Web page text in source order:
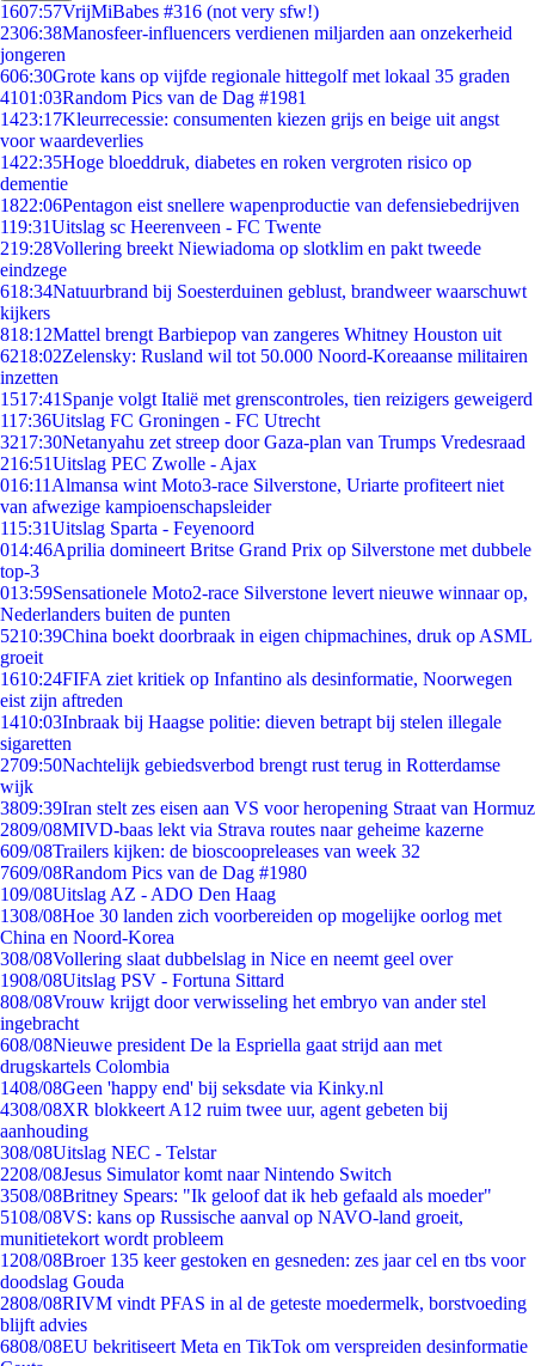
1607:57VrijMiBabes #316 (not very sfw!)
2306:38Manosfeer-influencers verdienen miljarden aan onzekerheid
jongeren
606:30Grote kans op vijfde regionale hittegolf met lokaal 35 graden
4101:03Random Pics van de Dag #1981
1423:17Kleurrecessie: consumenten kiezen grijs en beige uit angst
voor waardeverlies
1422:35Hoge bloeddruk, diabetes en roken vergroten risico op
dementie
1822:06Pentagon eist snellere wapenproductie van defensiebedrijven
119:31Uitslag sc Heerenveen - FC Twente
219:28Vollering breekt Niewiadoma op slotklim en pakt tweede
eindzege
618:34Natuurbrand bij Soesterduinen geblust, brandweer waarschuwt
kijkers
818:12Mattel brengt Barbiepop van zangeres Whitney Houston uit
6218:02Zelensky: Rusland wil tot 50.000 Noord-Koreaanse militairen
inzetten
1517:41 Spanje volgt Italië met grenscontroles, tien reizigers geweigerd
117:36Uitslag FC Groningen - FC Utrecht
3217:30Netanyahu zet streep door Gaza-plan van Trumps Vredesraad
216:51Uitslag PEC Zwolle - Ajax
016:11 Almansa wint Moto3-race Silverstone, Uriarte profiteert niet
van afwezige kampioenschapsleider
115:31Uitslag Sparta - Feyenoord
014:46Aprilia domineert Britse Grand Prix op Silverstone met dubbele
top-3
013:59Sensationele Moto2-race Silverstone levert nieuwe winnaar op,
Nederlanders buiten de punten
5210:39China boekt doorbraak in eigen chipmachines, druk op ASML
groeit
1610:24FIFA ziet kritiek op Infantino als desinformatie, Noorwegen
eist zijn aftreden
1410:03Inbraak bij Haagse politie: dieven betrapt bij stelen illegale
sigaretten
2709:50Nachtelijk gebiedsverbod brengt rust terug in Rotterdamse
wijk
3809:39Iran stelt zes eisen aan VS voor heropening Straat van Hormuz
2809/08MIVD-baas lekt via Strava routes naar geheime kazerne
609/08Trailers kijken: de bioscoopreleases van week 32
7609/08Random Pics van de Dag #1980
109/08Uitslag AZ - ADO Den Haag
1308/08Hoe 30 landen zich voorbereiden op mogelijke oorlog met
China en Noord-Korea
308/08Vollering slaat dubbelslag in Nice en neemt geel over
1908/08Uitslag PSV - Fortuna Sittard
808/08Vrouw krijgt door verwisseling het embryo van ander stel
ingebracht
608/08Nieuwe president De la Espriella gaat strijd aan met
drugskartels Colombia
1408/08Geen 'happy end' bij seksdate via Kinky.nl
4308/08XR blokkeert A12 ruim twee uur, agent gebeten bij
aanhouding
308/08Uitslag NEC - Telstar
2208/08Jesus Simulator komt naar Nintendo Switch
3508/08Britney Spears: "Ik geloof dat ik heb gefaald als moeder"
5108/08VS: kans op Russische aanval op NAVO-land groeit,
munitietekort wordt probleem
1208/08Broer 135 keer gestoken en gesneden: zes jaar cel en tbs voor
doodslag Gouda
2808/08RIVM vindt PFAS in al de geteste moedermelk, borstvoeding
blijft advies
6808/08EU bekritiseert Meta en TikTok om verspreiden desinformatie